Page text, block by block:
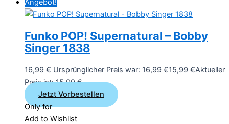
Angebot!
Funko POP! Supernatural – Bobby
Singer 1838
16,99€ Ursprünglicher Preis war: 16,99 €15,99 €Aktueller
Preis ist: 15,99 €.
Jetzt Vorbestellen
Only for
Add to Wishlist